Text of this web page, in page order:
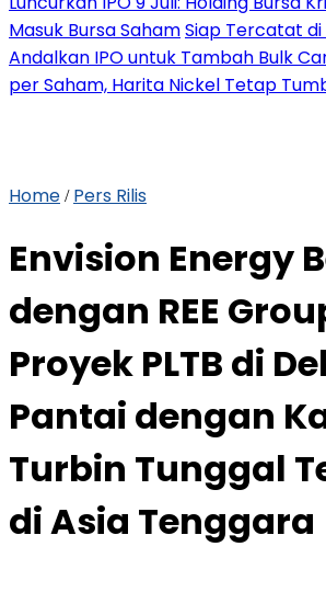
Masuk Bursa SahamSiap Tercatat di
Andalkan IPO untuk Tambah Bulk
per Saham, Harita Nickel Tetap
Home / Pers Rilis
Envision Energy
dengan REE
Proyek PLTB di
Pantai dengan
Turbin Tunggal
di Asia Tenggara